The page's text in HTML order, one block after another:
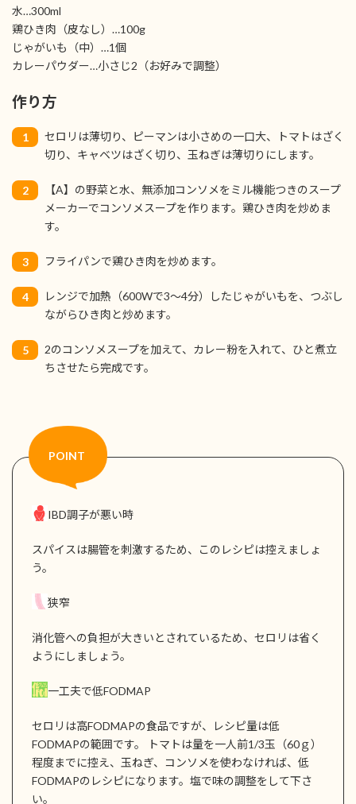
水…300ml
鶏ひき肉（皮なし）…100g
じゃがいも（中）…1個
カレーパウダー…小さじ2（お好みで調整）
作り方
1
セロリは薄切り、ピーマンは小さめの一口大、トマトはざく
切り、キャベツはざく切り、玉ねぎは薄切りにします。
2
【A】の野菜と水、無添加コンソメをミル機能つきのスープ
メーカーでコンソメスープを作ります。鶏ひき肉を炒めま
す。
3 フライパンで鶏ひき肉を炒めます。
4
レンジで加熱（600Wで3〜4分）したじゃがいもを、つぶし
ながらひき肉と炒めます。
5
2のコンソメスープを加えて、カレー粉を入れて、ひと煮立
ちさせたら完成です。
IBD調子が悪い時
スパイスは腸管を刺激するため、このレシピは控えましょ
う。
狭窄
消化管への負担が大きいとされているため、セロリは省く
ようにしましょう。
一工夫で低FODMAP
セロリは高FODMAPの食品ですが、レシピ量は低
FODMAPの範囲です。 トマトは量を一人前1/3玉（60ｇ）
程度までに控え、玉ねぎ、コンソメを使わなければ、低
FODMAPのレシピになります。塩で味の調整をして下さ
い。